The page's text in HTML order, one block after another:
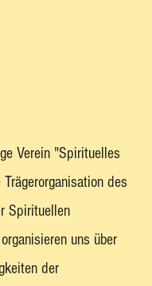
Verein "Spirituelles
des
Spirituellen
uns über
der